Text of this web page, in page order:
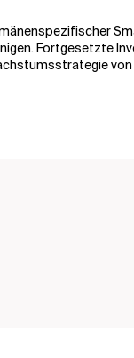
Fortgesetzte